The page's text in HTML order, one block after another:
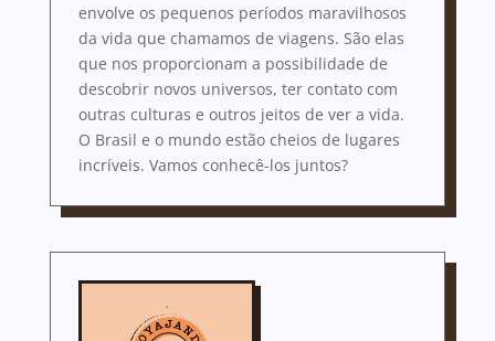
envolve os pequenos períodos maravilhosos
da vida que chamamos de viagens. São elas
que nos proporcionam a possibilidade de
descobrir novos universos, ter contato com
outras culturas e outros jeitos de ver a vida.
O Brasil e o mundo estão cheios de lugares
incríveis. Vamos conhecê-los juntos?